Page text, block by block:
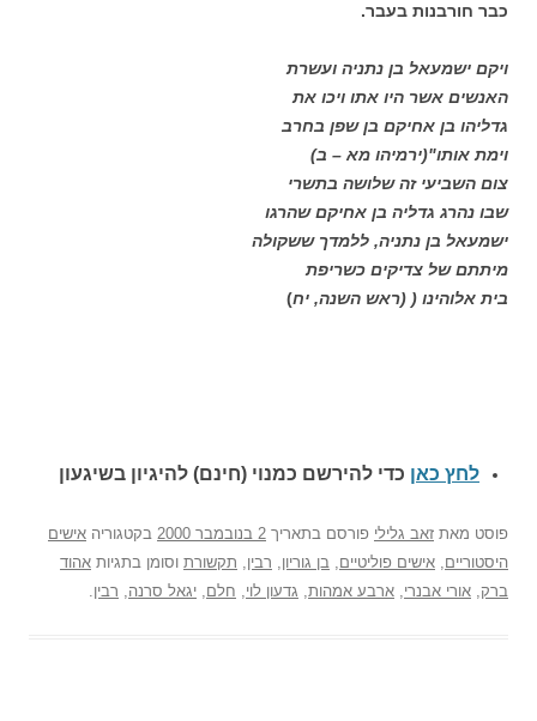
כבר חורבנות בעבר.
ויקם ישמעאל בן נתניה ועשרת
האנשים אשר היו אתו ויכו את
גדליהו בן אחיקם בן שפן בחרב
וימת אותו"(ירמיהו מא – ב)
צום השביעי זה שלושה בתשרי
שבו נהרג גדליה בן אחיקם שהרגו
ישמעאל בן נתניה, ללמדך ששקולה
מיתתם של צדיקים כשריפת
בית אלוהינו ( (ראש השנה, יח)
לחץ כאן כדי להירשם כמנוי (חינם) להיגיון בשיגעון
פוסט מאת זאב גלילי פורסם בתאריך 2 בנובמבר 2000 בקטגוריה אישים
היסטוריים, אישים פוליטיים, בן גוריון, רבין, תקשורת וסומן בתגיות אהוד
ברק, אורי אבנרי, ארבע אמהות, גדעון לוי, חלם, יגאל סרנה, רבין.